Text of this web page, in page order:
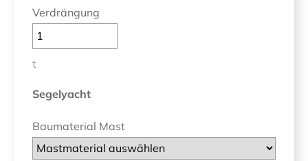
Verdrängung
t
Segelyacht
Baumaterial Mast